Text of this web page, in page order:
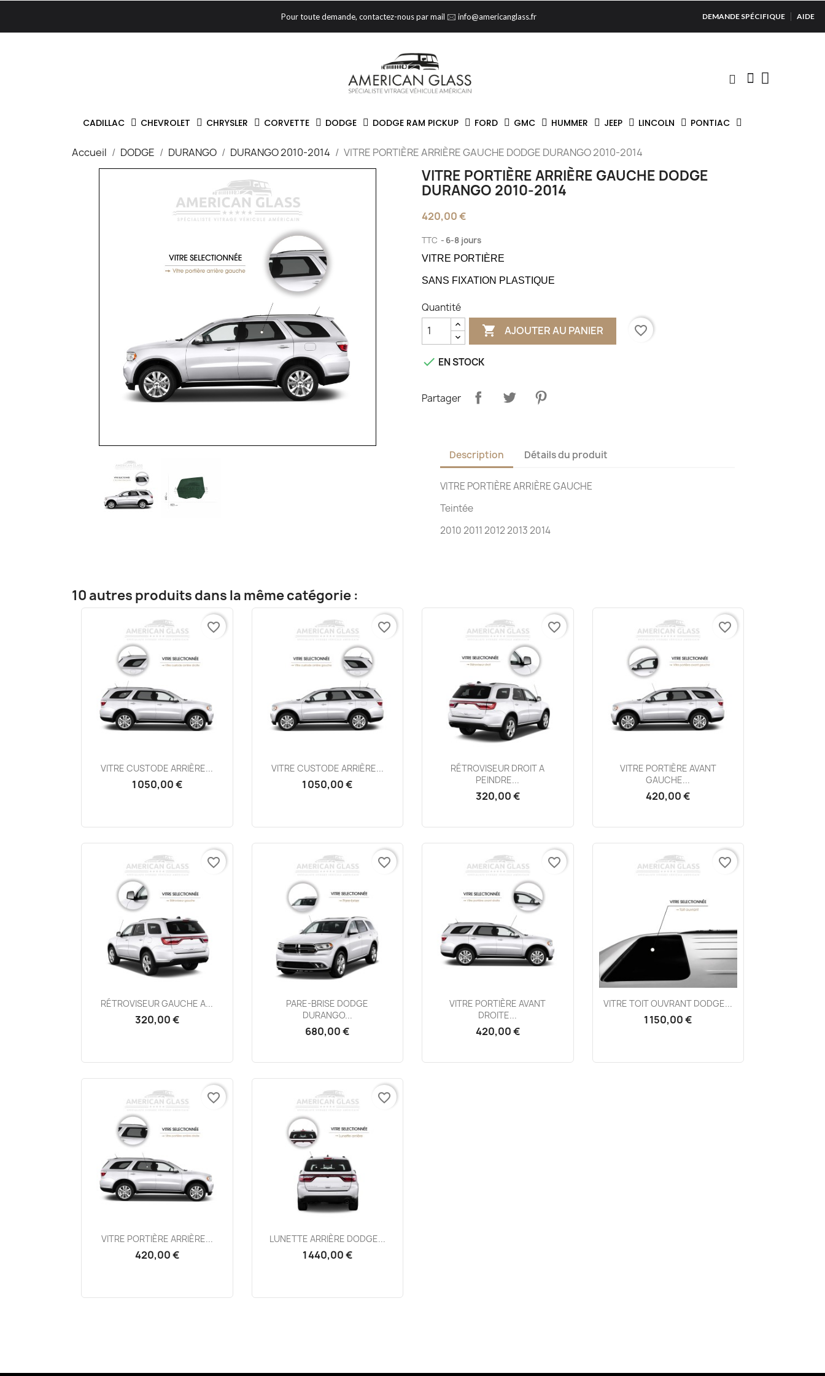
Pour toute demande, contactez-nous par mail 🖂 info@americanglass.fr DEMANDE SPÉCIFIQUE AIDE
CADILLAC CHEVROLET CHRYSLER CORVETTE DODGE DODGE RAM PICKUP FORD GMC HUMMER JEEP LINCOLN PONTIAC
Accueil DODGE DURANGO DURANGO 2010-2014 VITRE PORTIÈRE ARRIÈRE GAUCHE DODGE DURANGO 2010-2014
VITRE PORTIÈRE ARRIÈRE GAUCHE DODGE
DURANGO 2010-2014
420,00 €
TTC 6-8 jours
VITRE PORTIÈRE
SANS FIXATION PLASTIQUE
Quantité
 AJOUTER AU PANIER favorite_border
 EN STOCK
Partager
Description Détails du produit
VITRE PORTIÈRE ARRIÈRE GAUCHE
Teintée
2010 2011 2012 2013 2014
10 autres produits dans la même catégorie :
Aperçu rapide
VITRE CUSTODE ARRIÈRE...
1 050,00 €
favorite_border
Aperçu rapide
VITRE CUSTODE ARRIÈRE...
1 050,00 €
favorite_border
Aperçu rapide
RÉTROVISEUR DROIT A
PEINDRE...
320,00 €
favorite_border
Aperçu rapide
VITRE PORTIÈRE AVANT
GAUCHE...
420,00 €
favorite_border
Aperçu rapide
RÉTROVISEUR GAUCHE A...
320,00 €
favorite_border
Aperçu rapide
PARE-BRISE DODGE
DURANGO...
680,00 €
favorite_border
Aperçu rapide
VITRE PORTIÈRE AVANT
DROITE...
420,00 €
favorite_border
Aperçu rapide
VITRE TOIT OUVRANT DODGE...
1 150,00 €
favorite_border
Aperçu rapide
VITRE PORTIÈRE ARRIÈRE...
420,00 €
favorite_border
Aperçu rapide
LUNETTE ARRIÈRE DODGE...
1 440,00 €
favorite_border